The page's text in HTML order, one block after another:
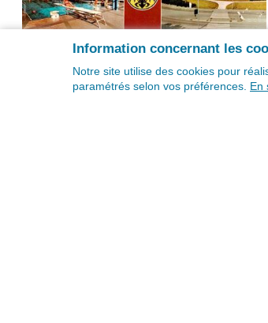
Information concernant les
Notre site utilise des cookies pour
paramétrés selon vos préférences. En